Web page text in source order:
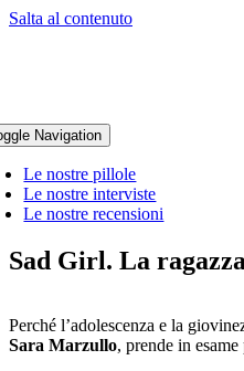
Salta al contenuto
Navigation
Le nostre pillole
Le nostre interviste
Le nostre recensioni
Sad Girl. La
Perché l’adolescenza e la
Sara Marzullo, prende in